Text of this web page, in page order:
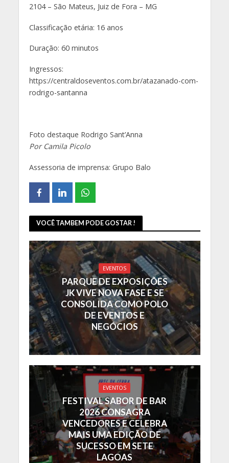
2104 – São Mateus, Juiz de Fora – MG
Classificação etária: 16 anos
Duração: 60 minutos
Ingressos:
https://centraldoseventos.com.br/atazanado-com-
rodrigo-santanna
Foto destaque Rodrigo Sant’Anna
Por Camila Picolo
Assessoria de imprensa: Grupo Balo
VOCÊ TAMBEM PODE GOSTAR !
EVENTOS
PARQUE DE EXPOSIÇÕES
JK VIVE NOVA FASE E SE
CONSOLIDA COMO POLO
DE EVENTOS E
NEGÓCIOS
EVENTOS
FESTIVAL SABOR DE BAR
2026 CONSAGRA
VENCEDORES E CELEBRA
MAIS UMA EDIÇÃO DE
SUCESSO EM SETE
LAGOAS